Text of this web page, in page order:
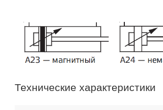
Технические характеристики